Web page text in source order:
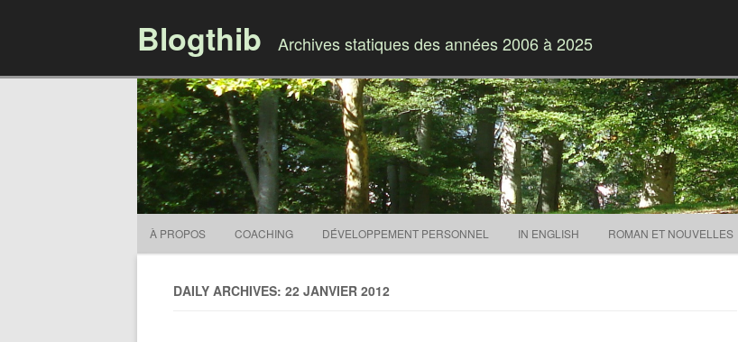
Blogthib Archives statiques des années 2006 à 2025
À PROPOS COACHING DÉVELOPPEMENT PERSONNEL IN ENGLISH ROMAN ET NOUVELLES
DAILY ARCHIVES: 22 JANVIER 2012